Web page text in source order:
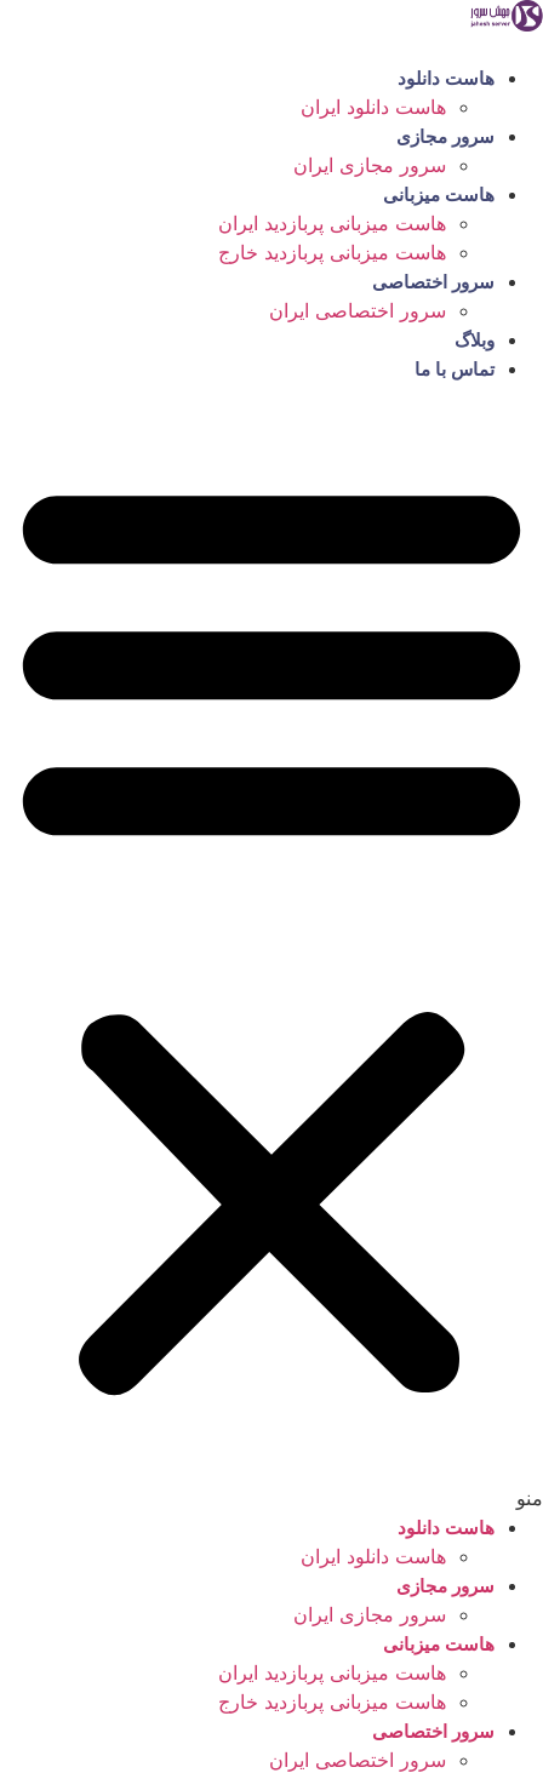
پرش
محتوا
هاست دانلود
هاست دانلود ایران
سرور مجازی
سرور مجازی ایران
هاست میزبانی
هاست میزبانی پربازدید ایران
هاست میزبانی پربازدید خارج
سرور اختصاصی
سرور اختصاصی ایران
وبلاگ
تماس با ما
منو
هاست دانلود
هاست دانلود ایران
سرور مجازی
سرور مجازی ایران
هاست میزبانی
هاست میزبانی پربازدید ایران
هاست میزبانی پربازدید خارج
سرور اختصاصی
سرور اختصاصی ایران